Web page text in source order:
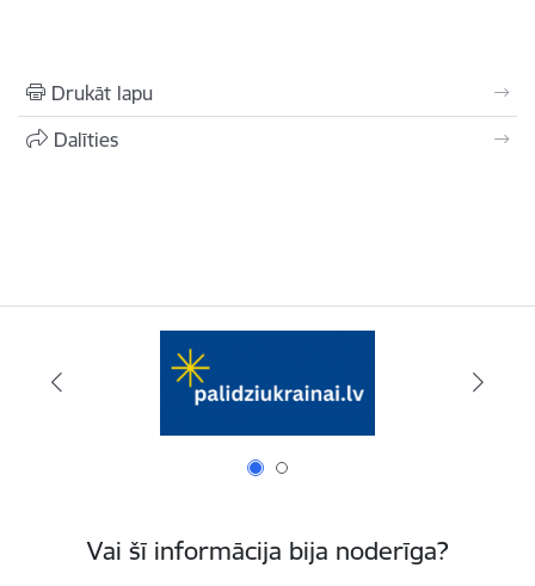
Drukāt lapu
Dalīties
Vai šī informācija bija noderīga?